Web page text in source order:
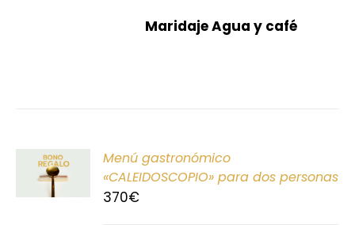
Maridaje Agua y café
Menú gastronómico
«CALEIDOSCOPIO» para dos personas
370€